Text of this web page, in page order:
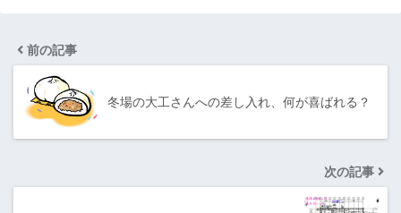
前の記事
冬場の大工さんへの差し入れ、何が喜ばれる？
次の記事